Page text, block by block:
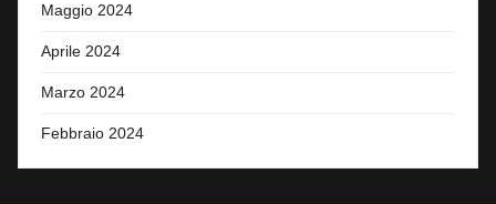
Maggio 2024
Aprile 2024
Marzo 2024
Febbraio 2024